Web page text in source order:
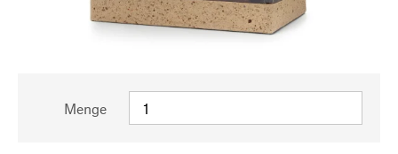
Menge